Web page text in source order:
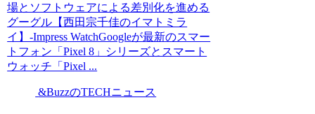
場とソフトウェアによる差別化を進める
グーグル【西田宗千佳のイマトミラ
イ】-Impress WatchGoogleが最新のスマー
トフォン「Pixel 8」シリーズとスマート
ウォッチ「Pixel ...
&BuzzのTECHニュース